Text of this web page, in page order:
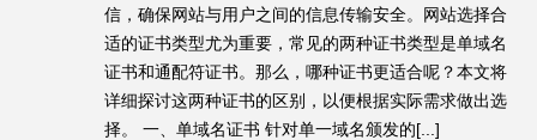
信，确保网站与用户之间的信息传输安全。网站选择合
适的证书类型尤为重要，常见的两种证书类型是单域名
证书和通配符证书。那么，哪种证书更适合呢？本文将
详细探讨这两种证书的区别，以便根据实际需求做出选
择。 一、单域名证书 针对单一域名颁发的[...]